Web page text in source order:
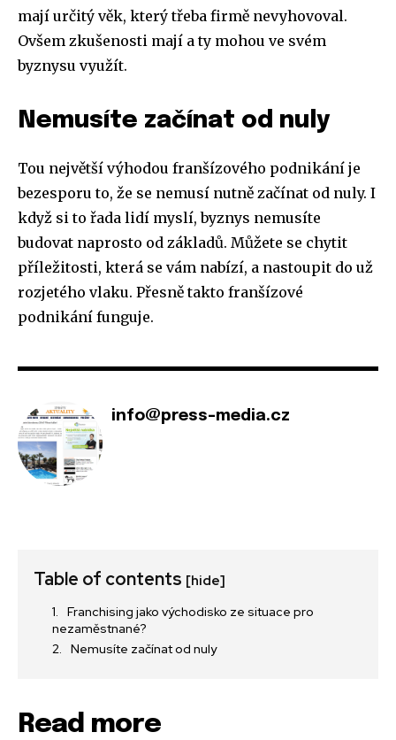
mají určitý věk, který třeba firmě nevyhovoval.
Ovšem zkušenosti mají a ty mohou ve svém
byznysu využít.
Nemusíte začínat od nuly
Tou největší výhodou franšízového podnikání je
bezesporu to, že se nemusí nutně začínat od nuly. I
když si to řada lidí myslí, byznys nemusíte
budovat naprosto od základů. Můžete se chytit
příležitosti, která se vám nabízí, a nastoupit do už
rozjetého vlaku. Přesně takto franšízové
podnikání funguje.
info@press-media.cz
Table of contents [hide]
Franchising jako východisko ze situace pro
nezaměstnané?
Nemusíte začínat od nuly
Read more